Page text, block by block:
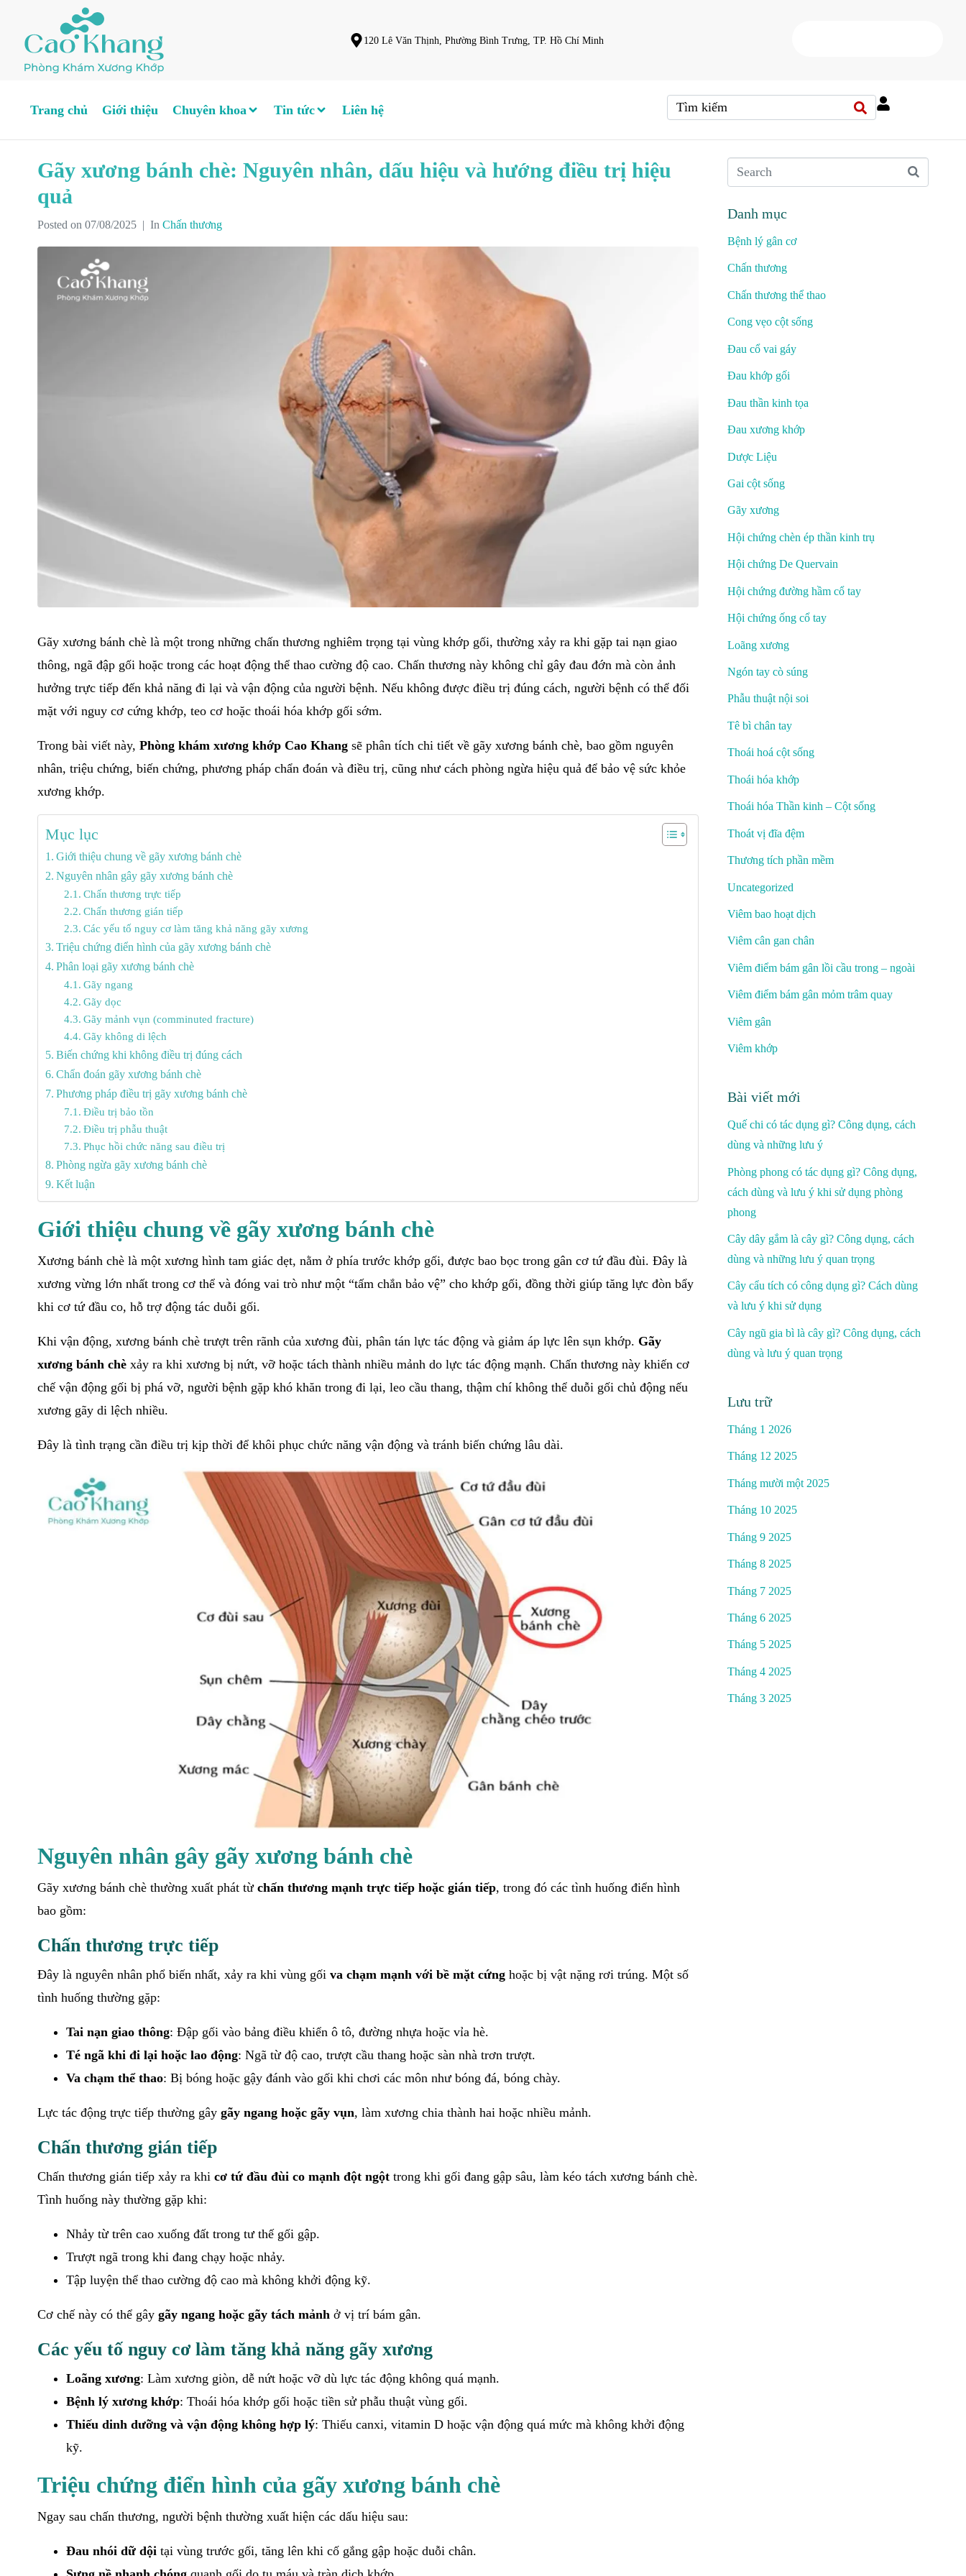
120 Lê Văn Thịnh, Phường Bình Trưng, TP. Hồ Chí Minh
Trang chủ Giới thiệu Chuyên khoa Tin tức Liên hệ
Gãy xương bánh chè: Nguyên nhân, dấu hiệu và hướng điều trị hiệu
quả
Posted on 07/08/2025 In Chấn thương
Gãy xương bánh chè là một trong những chấn thương nghiêm trọng tại vùng khớp gối, thường xảy ra khi gặp tai nạn giao
thông, ngã đập gối hoặc trong các hoạt động thể thao cường độ cao. Chấn thương này không chỉ gây đau đớn mà còn ảnh
hưởng trực tiếp đến khả năng đi lại và vận động của người bệnh. Nếu không được điều trị đúng cách, người bệnh có thể đối
mặt với nguy cơ cứng khớp, teo cơ hoặc thoái hóa khớp gối sớm.
Trong bài viết này, Phòng khám xương khớp Cao Khang sẽ phân tích chi tiết về gãy xương bánh chè, bao gồm nguyên
nhân, triệu chứng, biến chứng, phương pháp chẩn đoán và điều trị, cũng như cách phòng ngừa hiệu quả để bảo vệ sức khỏe
xương khớp.
Mục lục
Giới thiệu chung về gãy xương bánh chè
Nguyên nhân gây gãy xương bánh chè
Chấn thương trực tiếp
Chấn thương gián tiếp
Các yếu tố nguy cơ làm tăng khả năng gãy xương
Triệu chứng điển hình của gãy xương bánh chè
Phân loại gãy xương bánh chè
Gãy ngang
Gãy dọc
Gãy mảnh vụn (comminuted fracture)
Gãy không di lệch
Biến chứng khi không điều trị đúng cách
Chẩn đoán gãy xương bánh chè
Phương pháp điều trị gãy xương bánh chè
Điều trị bảo tồn
Điều trị phẫu thuật
Phục hồi chức năng sau điều trị
Phòng ngừa gãy xương bánh chè
Kết luận
Giới thiệu chung về gãy xương bánh chè
Xương bánh chè là một xương hình tam giác dẹt, nằm ở phía trước khớp gối, được bao bọc trong gân cơ tứ đầu đùi. Đây là
xương vừng lớn nhất trong cơ thể và đóng vai trò như một “tấm chắn bảo vệ” cho khớp gối, đồng thời giúp tăng lực đòn bẩy
khi cơ tứ đầu co, hỗ trợ động tác duỗi gối.
Khi vận động, xương bánh chè trượt trên rãnh của xương đùi, phân tán lực tác động và giảm áp lực lên sụn khớp. Gãy
xương bánh chè xảy ra khi xương bị nứt, vỡ hoặc tách thành nhiều mảnh do lực tác động mạnh. Chấn thương này khiến cơ
chế vận động gối bị phá vỡ, người bệnh gặp khó khăn trong đi lại, leo cầu thang, thậm chí không thể duỗi gối chủ động nếu
xương gãy di lệch nhiều.
Đây là tình trạng cần điều trị kịp thời để khôi phục chức năng vận động và tránh biến chứng lâu dài.
Nguyên nhân gây gãy xương bánh chè
Gãy xương bánh chè thường xuất phát từ chấn thương mạnh trực tiếp hoặc gián tiếp, trong đó các tình huống điển hình
bao gồm:
Chấn thương trực tiếp
Đây là nguyên nhân phổ biến nhất, xảy ra khi vùng gối va chạm mạnh với bề mặt cứng hoặc bị vật nặng rơi trúng. Một số
tình huống thường gặp:
Tai nạn giao thông: Đập gối vào bảng điều khiển ô tô, đường nhựa hoặc vỉa hè.
Té ngã khi đi lại hoặc lao động: Ngã từ độ cao, trượt cầu thang hoặc sàn nhà trơn trượt.
Va chạm thể thao: Bị bóng hoặc gậy đánh vào gối khi chơi các môn như bóng đá, bóng chày.
Lực tác động trực tiếp thường gây gãy ngang hoặc gãy vụn, làm xương chia thành hai hoặc nhiều mảnh.
Chấn thương gián tiếp
Chấn thương gián tiếp xảy ra khi cơ tứ đầu đùi co mạnh đột ngột trong khi gối đang gập sâu, làm kéo tách xương bánh chè.
Tình huống này thường gặp khi:
Nhảy từ trên cao xuống đất trong tư thế gối gập.
Trượt ngã trong khi đang chạy hoặc nhảy.
Tập luyện thể thao cường độ cao mà không khởi động kỹ.
Cơ chế này có thể gây gãy ngang hoặc gãy tách mảnh ở vị trí bám gân.
Các yếu tố nguy cơ làm tăng khả năng gãy xương
Loãng xương: Làm xương giòn, dễ nứt hoặc vỡ dù lực tác động không quá mạnh.
Bệnh lý xương khớp: Thoái hóa khớp gối hoặc tiền sử phẫu thuật vùng gối.
Thiếu dinh dưỡng và vận động không hợp lý: Thiếu canxi, vitamin D hoặc vận động quá mức mà không khởi động
kỹ.
Triệu chứng điển hình của gãy xương bánh chè
Ngay sau chấn thương, người bệnh thường xuất hiện các dấu hiệu sau:
Đau nhói dữ dội tại vùng trước gối, tăng lên khi cố gắng gập hoặc duỗi chân.
Danh mục
Bệnh lý gân cơ
Chấn thương
Chấn thương thể thao
Cong vẹo cột sống
Đau cổ vai gáy
Đau khớp gối
Đau thần kinh tọa
Đau xương khớp
Dược Liệu
Gai cột sống
Gãy xương
Hội chứng chèn ép thần kinh trụ
Hội chứng De Quervain
Hội chứng đường hầm cổ tay
Hội chứng ống cổ tay
Loãng xương
Ngón tay cò súng
Phẫu thuật nội soi
Tê bì chân tay
Thoái hoá cột sống
Thoái hóa khớp
Thoái hóa Thần kinh – Cột sống
Thoát vị đĩa đệm
Thương tích phần mềm
Uncategorized
Viêm bao hoạt dịch
Viêm cân gan chân
Viêm điểm bám gân lồi cầu trong – ngoài
Viêm điểm bám gân mỏm trâm quay
Viêm gân
Viêm khớp
Bài viết mới
Quế chi có tác dụng gì? Công dụng, cách
dùng và những lưu ý
Phòng phong có tác dụng gì? Công dụng,
cách dùng và lưu ý khi sử dụng phòng
phong
Cây dây gắm là cây gì? Công dụng, cách
dùng và những lưu ý quan trọng
Cây cẩu tích có công dụng gì? Cách dùng
và lưu ý khi sử dụng
Cây ngũ gia bì là cây gì? Công dụng, cách
dùng và lưu ý quan trọng
Lưu trữ
Tháng 1 2026
Tháng 12 2025
Tháng mười một 2025
Tháng 10 2025
Tháng 9 2025
Tháng 8 2025
Tháng 7 2025
Tháng 6 2025
Tháng 5 2025
Tháng 4 2025
Tháng 3 2025